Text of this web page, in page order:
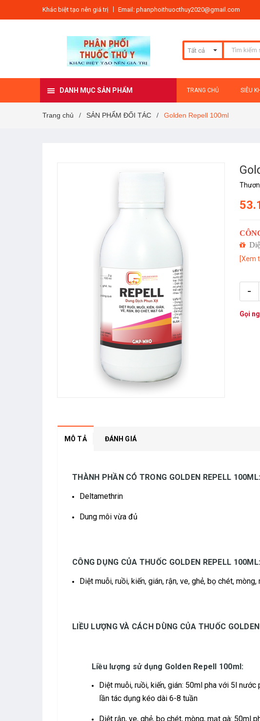
Khác biệt tạo nên giá trị Email: phanphoithuocthuy2020@gmail.com
Tất cả
DANH MỤC SẢN PHẨM TRANG CHỦ SIÊU
Trang chủ / SẢN PHẨM ĐỐI TÁC / Golden Repell 100ml
[Xem
-
Gọi
MÔ TẢ ĐÁNH GIÁ
THÀNH PHẦN CÓ TRONG GOLDEN REPELL 100ML:
Deltamethrin
Dung môi vừa đủ
CÔNG DỤNG CỦA THUỐC GOLDEN REPELL 100ML:
Diệt muỗi, ruồi, kiến, gián, rận, ve, ghẻ, bọ chét, mòng,
LIỀU LƯỢNG VÀ CÁCH DÙNG CỦA THUỐC
Liều lượng sử dụng Golden Repell 100ml:
Diệt muỗi, ruồi, kiến, gián: 50ml pha với 5l
lần tác dụng kéo dài 6-8 tuần
Diệt rận, ve, ghẻ, bọ chét, mòng, mạt gà: 50ml